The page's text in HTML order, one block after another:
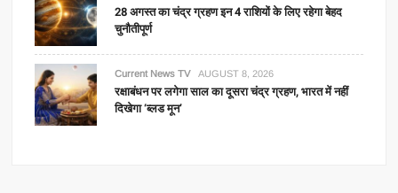
28 अगस्त का चंद्र ग्रहण इन 4 राशियों के लिए रहेगा बेहद
चुनौतीपूर्ण
Current News TV AUGUST 8, 2026
रक्षाबंधन पर लगेगा साल का दूसरा चंद्र ग्रहण, भारत में नहीं
दिखेगा ‘ब्लड मून’